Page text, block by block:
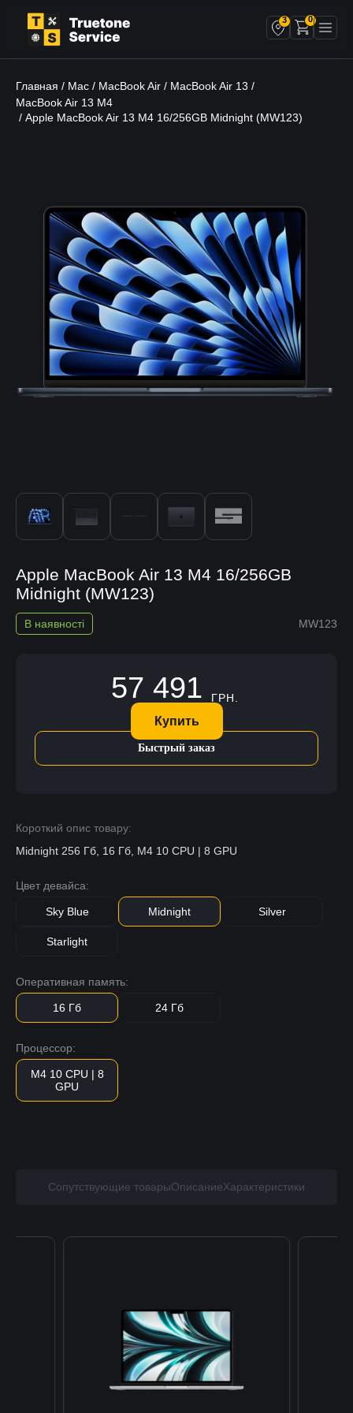
3 0
Главная / Mac / MacBook Air / MacBook Air 13 /
MacBook Air 13 M4
/ Apple MacBook Air 13 M4 16/256GB Midnight (MW123)
Apple MacBook Air 13 M4 16/256GB
Midnight (MW123)
MW123
В наявності
Короткий опис товару:
Midnight 256 Гб, 16 Гб, M4 10 CPU | 8 GPU
Цвет девайса:
Sky Blue Midnight Silver
Starlight
Оперативная память:
16 Гб 24 Гб
Процессор:
M4 10 CPU | 8
GPU
57 491 ГРН.
Купить
Быстрый заказ
Сопутствующие товарыОписаниеХарактеристики